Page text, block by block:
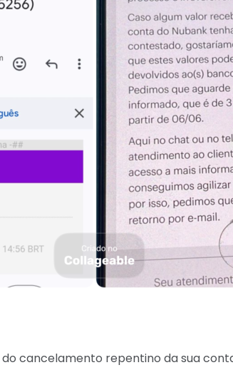
cancelamento repentino da sua